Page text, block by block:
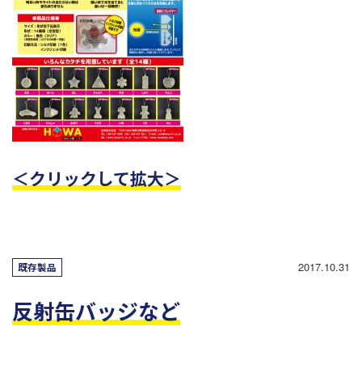
＜クリックして拡大＞
既存製品 2017.10.31
反射缶バッジなど